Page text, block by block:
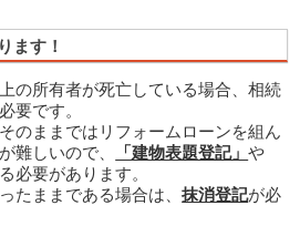
ます！
の所有者が死亡している場合、相続
要です。
のままではリフォームローンを組ん
難しいので、
「建物表題登記」や
必要があります。
たままである場合は、抹消登記が必